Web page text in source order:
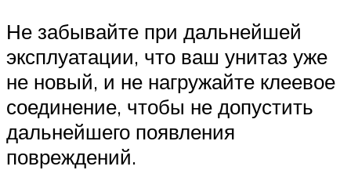
Не забывайте при дальнейшей
эксплуатации, что ваш унитаз уже
не новый, и не нагружайте клеевое
соединение, чтобы не допустить
дальнейшего появления
повреждений.